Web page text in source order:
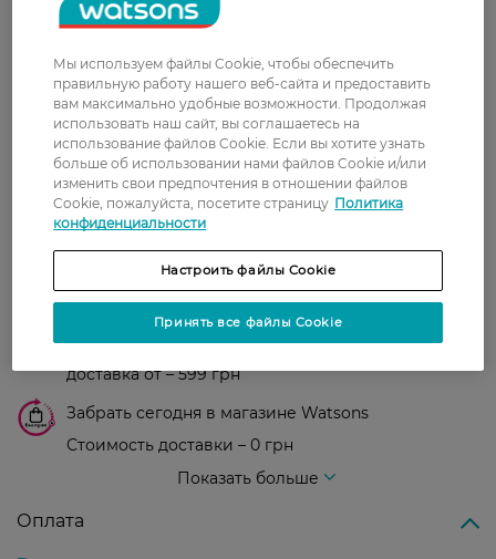
3 августа, 2021
Показати ще
Доставка
Новая почта
В отделение Новой почты - 99 грн, бесплатно
доставка от – 599 грн
Забрать сегодня в магазине Watsons
Стоимость доставки – 0 грн
Показать больше
Оплата
Мы используем файлы Cookie, чтобы обеспечить
правильную работу нашего веб-сайта и предоставить
вам максимально удобные возможности. Продолжая
использовать наш сайт, вы соглашаетесь на
использование файлов Cookie. Если вы хотите узнать
больше об использовании нами файлов Cookie и/или
изменить свои предпочтения в отношении файлов
Cookie, пожалуйста, посетите страницу Политика
конфиденциальности
Настроить файлы Cookie
Принять все файлы Cookie